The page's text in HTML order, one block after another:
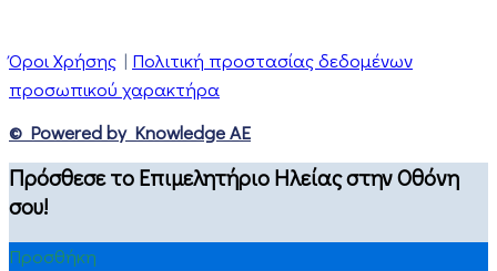
Όροι Χρήσης | Πολιτική προστασίας δεδομένων
προσωπικού χαρακτήρα
© Powered by Knowledge AE
Πρόσθεσε το Επιμελητήριο Ηλείας στην Οθόνη
σου!
Προσθήκη